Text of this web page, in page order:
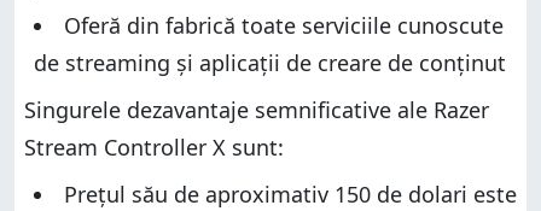
Oferă din fabrică toate serviciile cunoscute
de streaming și aplicații de creare de conținut
Singurele dezavantaje semnificative ale Razer
Stream Controller X sunt:
Prețul său de aproximativ 150 de dolari este